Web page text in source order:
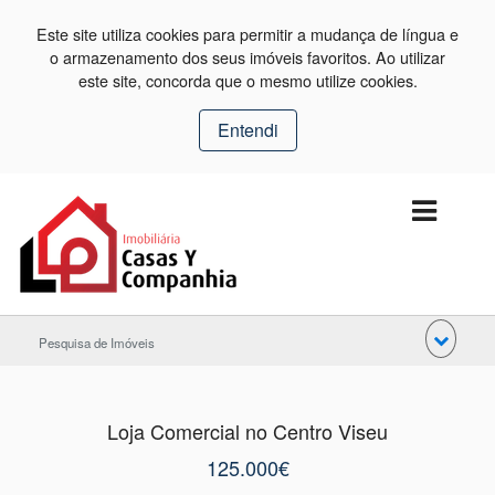
Este site utiliza cookies para permitir a mudança de língua e
o armazenamento dos seus imóveis favoritos. Ao utilizar
este site, concorda que o mesmo utilize cookies.
Entendi
Pesquisa de Imóveis
Loja Comercial no Centro Viseu
125.000€